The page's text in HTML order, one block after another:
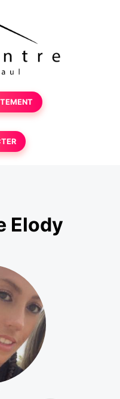
Elody